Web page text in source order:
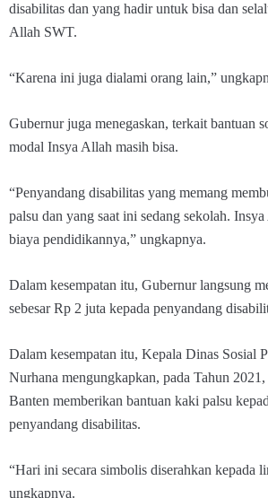
disabilitas dan yang hadir untuk bisa dan
Allah SWT.
“Karena ini juga dialami orang lain,”
Gubernur juga menegaskan, terkait bantuan
modal Insya Allah masih bisa.
“Penyandang disabilitas yang memang
palsu dan yang saat ini sedang sekolah.
biaya pendidikannya,” ungkapnya.
Dalam kesempatan itu, Gubernur langsung
sebesar Rp 2 juta kepada penyandang
Dalam kesempatan itu, Kepala Dinas Sosial
Nurhana mengungkapkan, pada Tahun
Banten memberikan bantuan kaki palsu
penyandang disabilitas.
“Hari ini secara simbolis diserahkan kepada
ungkapnya.